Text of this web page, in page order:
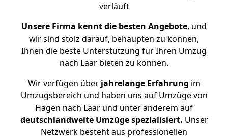
verläuft
Unsere Firma kennt die besten Angebote, und
wir sind stolz darauf, behaupten zu können,
Ihnen die beste Unterstützung für Ihren Umzug
nach Laar bieten zu können.
Wir verfügen überjahrelange Erfahrung im
Umzugsbereich und haben uns auf Umzüge von
Hagen nach Laar und unter anderem auf
deutschlandweite Umzüge spezialisiert. Unser
Netzwerk besteht aus professionellen